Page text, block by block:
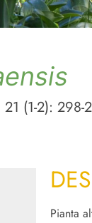
(1-2): 298-
Pianta